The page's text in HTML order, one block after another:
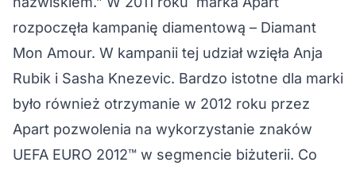
rozpoczęła kampanię diamentową – Diamant
Mon Amour. W kampanii tej udział wzięła Anja
Rubik i Sasha Knezevic. Bardzo istotne dla marki
było również otrzymanie w 2012 roku przez
Apart pozwolenia na wykorzystanie znaków
UEFA EURO 2012™ w segmencie biżuterii. Co